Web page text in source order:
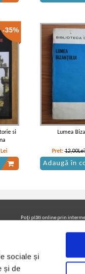
sociale și
și de
-35%
si
Lei
Lumea
Pret:12,00Lei
Adaugă în
Poţi plăti online prin
Urmăreşte-ne pe facebook